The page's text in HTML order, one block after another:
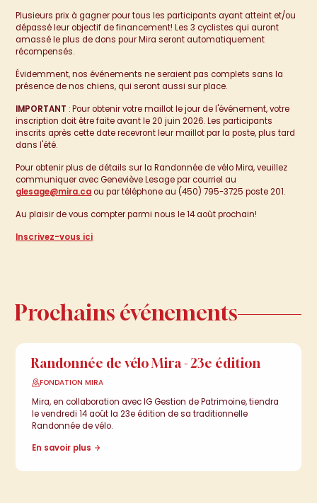
Plusieurs prix à gagner pour tous les participants ayant atteint et/ou
dépassé leur objectif de financement! Les 3 cyclistes qui auront
amassé le plus de dons pour Mira seront automatiquement
récompensés.
Évidemment, nos événements ne seraient pas complets sans la
présence de nos chiens, qui seront aussi sur place.
IMPORTANT : Pour obtenir votre maillot le jour de l'événement, votre
inscription doit être faite avant le 20 juin 2026. Les participants
inscrits après cette date recevront leur maillot par la poste, plus tard
dans l'été.
Pour obtenir plus de détails sur la Randonnée de vélo Mira, veuillez
communiquer avec Geneviève Lesage par courriel au
glesage@mira.caou par téléphone au (450) 795-3725 poste 201.
Au plaisir de vous compter parmi nous le 14 août prochain!
Inscrivez-vous ici
Prochains événements
Prochains événements
Randonnée de vélo Mira - 23e édition
FONDATION MIRA
Mira, en collaboration avec IG Gestion de Patrimoine, tiendra
le vendredi 14 août la 23e édition de sa traditionnelle
Randonnée de vélo.
En savoir plus
Changerdesvies,un
chienà la fois.
Changer des vies, unchien
à la fois.
Ne
Ne manquez rien,suivez-
nous sur lesréseaux